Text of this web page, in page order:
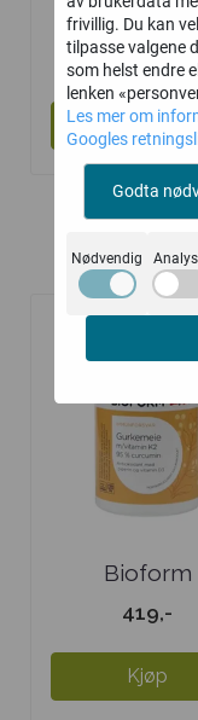
Einerlåg
Tea-Tree
119,-
Kjøp
Bioform
Gurkemeie
419,-
Kjøp
frivillig. Du kan
tilpasse valgene
som helst endre
lenken
Les mer om
Googles
Godta
Nødvendig